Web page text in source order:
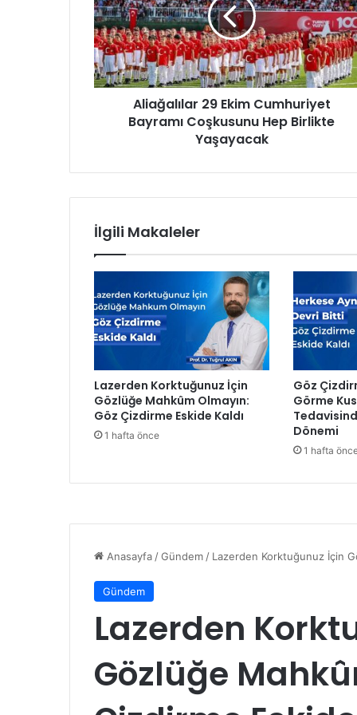
a
ğ
a
l
ı
l
E
C
u
m
u
r
i
e
t
B
a
y
C
ş
s
n
H
p
Aliağalılar 29 Ekim Cumhuriyet
Bayramı Coşkusunu Hep Birlikte
Yaşayacak
İlgili Makaleler
Lazerden Korktuğunuz İçin
Gözlüğe Mahkûm Olmayın:
Göz Çizdirme Eskide Kaldı
1 hafta önce
Göz
Görme
Dönemi
1 hafta